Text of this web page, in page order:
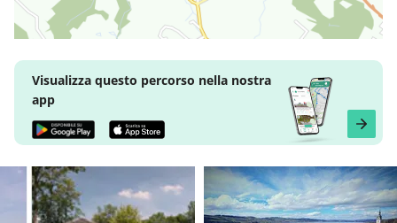
Visualizza questo percorso nella nostra
app